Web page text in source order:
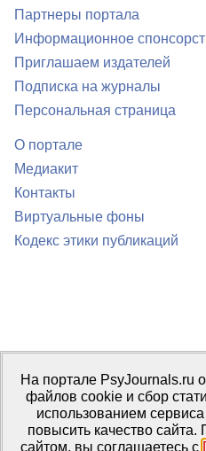
Партнеры портала
Информационное
Приглашаем издателей
Подписка на журналы
Персональная страница
О портале
Медиакит
Контакты
Виртуальные фоны
Кодекс этики публикаций
Портал психологических изданий
Правила использования
Свидетельство регистрации СМИ
2016 г.
На портале PsyJournals.ru
файлов cookie и сбор
использованием
повысить качество
сайтом, вы соглашаетесь с